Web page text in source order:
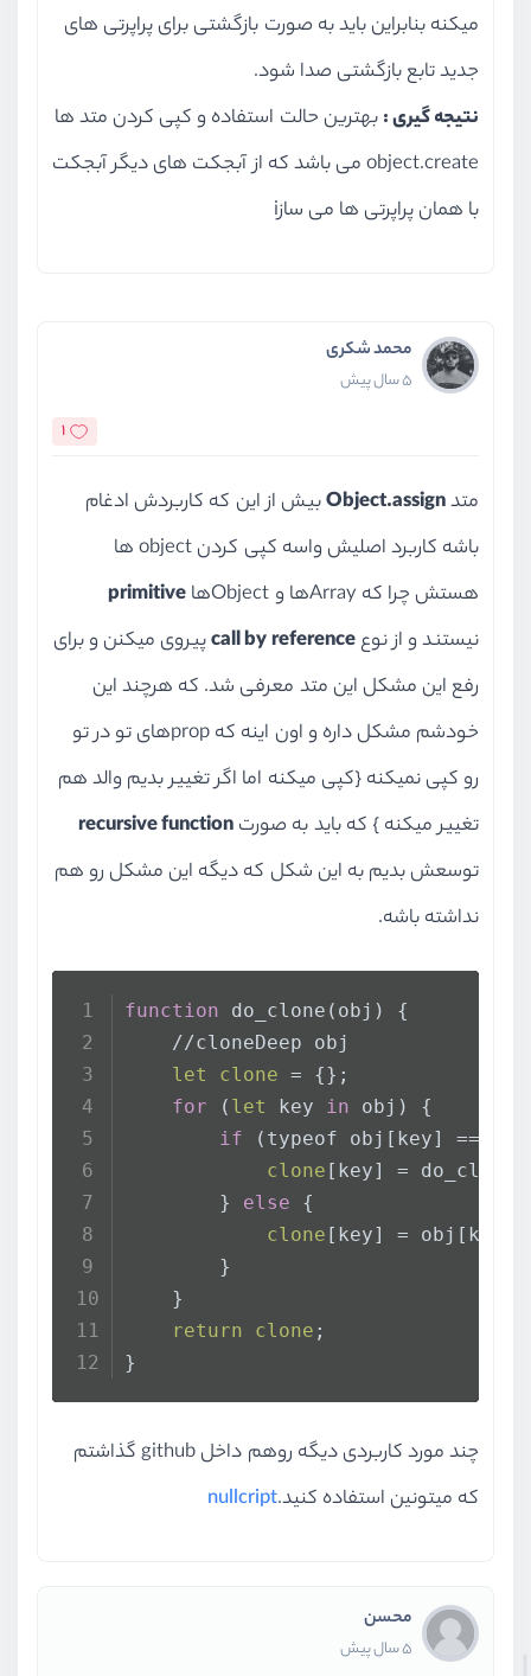
میکنه بنابراین باید به صورت بازگشتی برای پراپرتی های
جدید تابع بازگشتی صدا شود.
نتیجه گیری :بهترین حالت استفاده و کپی کردن متد ها
object.create می باشد که از آبجکت های دیگر آبجکت
با همان پراپرتی ها می سازi
محمد شکری
5 سال پیش
1
متدObject.assignبیش از این که کاربردش ادغام
باشه کاربرد اصلیش واسه کپی کردن object ها
هستش چرا که Arrayها و Objectها
primitive
نیستند و از نوعcall by referenceپیروی میکنن و برای
رفع این مشکل این متد معرفی شد. که هرچند این
خودشم مشکل داره و اون اینه که propهای تو در تو
رو کپی نمیکنه {کپی میکنه اما اگر تغییر بدیم والد هم
تغییر میکنه } که باید به صورتrecursive function
توسعش بدیم به این شکل که دیگه این مشکل رو هم
نداشته باشه.
function do_clone(obj) {
    //cloneDeep obj
let
clone = {};
for ( let key in obj) {
if (typeof obj[key] ===
clone [key] =
        }
else {
clone [key] = obj[key];
        }
    }
return
clone ;
}
چند مورد کاربردی دیگه روهم داخل github گذاشتم
که میتونین استفاده کنید.nullcript
محسن
5 سال پیش